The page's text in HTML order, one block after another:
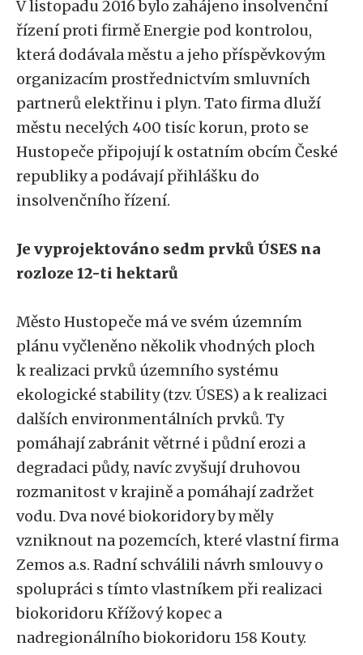
V listopadu 2016 bylo zahájeno insolvenční
řízení proti firmě Energie pod kontrolou,
která dodávala městu a jeho příspěvkovým
organizacím prostřednictvím smluvních
partnerů elektřinu i plyn. Tato firma dluží
městu necelých 400 tisíc korun, proto se
Hustopeče připojují k ostatním obcím České
republiky a podávají přihlášku do
insolvenčního řízení.
Je vyprojektováno sedm prvků ÚSES na
rozloze 12-ti hektarů
Město Hustopeče má ve svém územním
plánu vyčleněno několik vhodných ploch
k realizaci prvků územního systému
ekologické stability (tzv. ÚSES) a k realizaci
dalších environmentálních prvků. Ty
pomáhají zabránit větrné i půdní erozi a
degradaci půdy, navíc zvyšují druhovou
rozmanitost v krajině a pomáhají zadržet
vodu. Dva nové biokoridory by měly
vzniknout na pozemcích, které vlastní firma
Zemos a.s. Radní schválili návrh smlouvy o
spolupráci s tímto vlastníkem při realizaci
biokoridoru Křížový kopec a
nadregionálního biokoridoru 158 Kouty.